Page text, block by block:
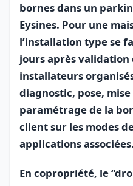
bornes dans un
Eysines. Pour une
l’installation type se
jours après validation
installateurs
diagnostic, pose,
paramétrage de la
client sur les modes
applications associées.
En copropriété, le